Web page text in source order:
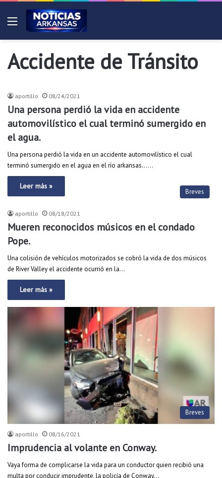
Menú
Accidente de Tránsito
aportillo 08/24/2021
Una persona perdió la vida en accidente
automovilístico el cual terminó sumergido en
el agua.
Una persona perdió la vida en un accidente automovilístico el cual
terminó sumergido en el agua en el río arkansas……
Leer más »
Breves
aportillo 08/18/2021
Mueren reconocidos músicos en el condado
Pope.
Una colisión de vehículos motorizados se cobró la vida de dos músicos
de River Valley el accidente ocurrió en la…
Leer más »
Breves
aportillo 08/16/2021
Imprudencia al volante en Conway.
Vaya forma de complicarse la vida para un conductor quien recibió una
multa por conducir imprudente, la policía de Conway…